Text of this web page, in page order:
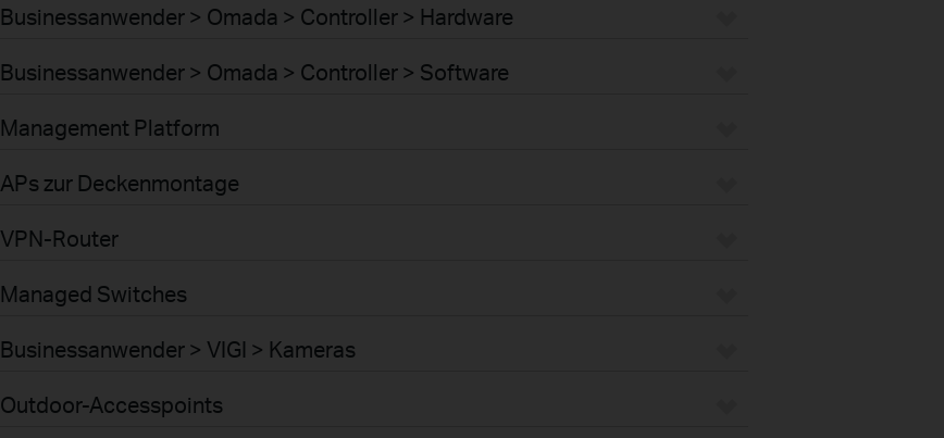
Businessanwender > Omada > Controller > Hardware
Businessanwender > Omada > Controller > Software
Management Platform
APs zur Deckenmontage
VPN-Router
Managed Switches
Businessanwender > VIGI > Kameras
Outdoor-Accesspoints